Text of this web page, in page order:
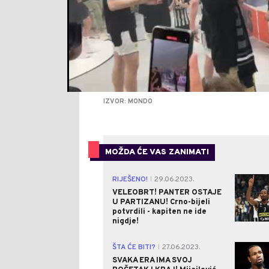
IZVOR: MONDO
MOŽDA ĆE VAS ZANIMATI
RIJEŠENO!
29.06.2023.
VELEOBRT! PANTER OSTAJE
U PARTIZANU! Crno-bijeli
potvrdili - kapiten ne ide
nigdje!
ŠTA ĆE BITI?
27.06.2023.
SVAKA ERA IMA SVOJ